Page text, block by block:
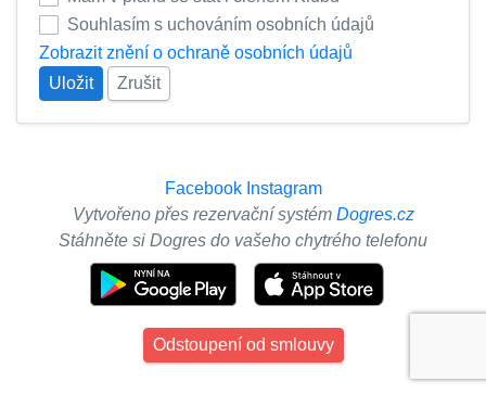
Souhlasím s uchováním osobních údajů
Zobrazit znění o ochraně osobních údajů
Uložit
Zrušit
Facebook Instagram
Vytvořeno přes rezervační systém Dogres.cz
Stáhněte si Dogres do vašeho chytrého telefonu
Odstoupení od smlouvy